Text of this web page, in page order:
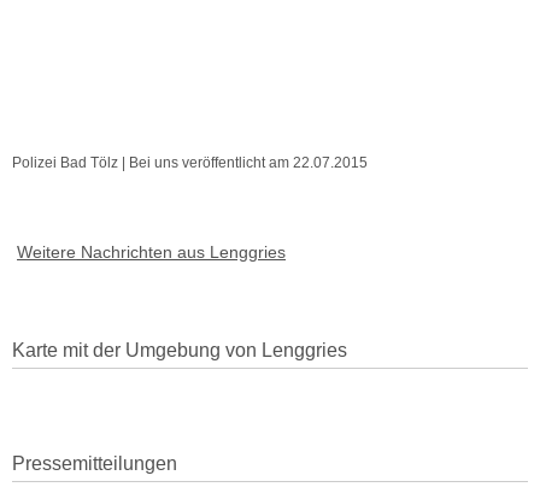
Polizei Bad Tölz | Bei uns veröffentlicht am 22.07.2015
Weitere Nachrichten aus Lenggries
Karte mit der Umgebung von Lenggries
Pressemitteilungen